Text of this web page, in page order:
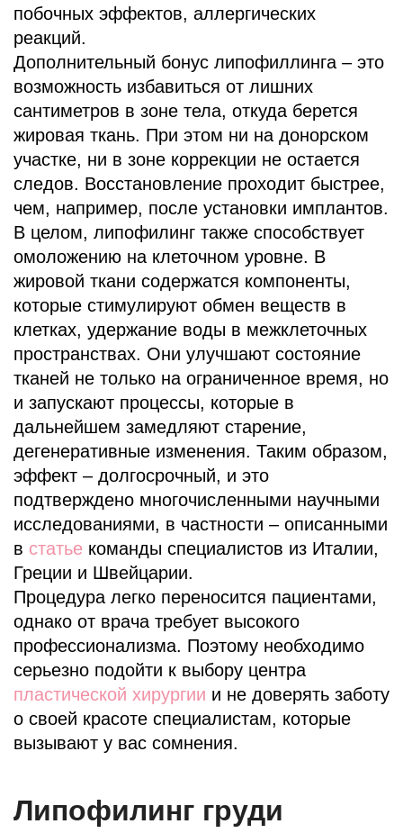
побочных эффектов, аллергических
реакций.
Дополнительный бонус липофиллинга – это
возможность избавиться от лишних
сантиметров в зоне тела, откуда берется
жировая ткань. При этом ни на донорском
участке, ни в зоне коррекции не остается
следов. Восстановление проходит быстрее,
чем, например, после установки имплантов.
В целом, липофилинг также способствует
омоложению на клеточном уровне. В
жировой ткани содержатся компоненты,
которые стимулируют обмен веществ в
клетках, удержание воды в межклеточных
пространствах. Они улучшают состояние
тканей не только на ограниченное время, но
и запускают процессы, которые в
дальнейшем замедляют старение,
дегенеративные изменения. Таким образом,
эффект – долгосрочный, и это
подтверждено многочисленными научными
исследованиями, в частности – описанными
в статье команды специалистов из Италии,
Греции и Швейцарии.
Процедура легко переносится пациентами,
однако от врача требует высокого
профессионализма. Поэтому необходимо
серьезно подойти к выбору центра
пластической хирургии и не доверять заботу
о своей красоте специалистам, которые
вызывают у вас сомнения.
Липофилинг груди